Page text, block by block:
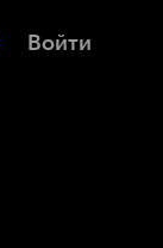
Войти